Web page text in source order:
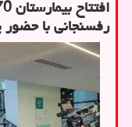
رفسنجانی با